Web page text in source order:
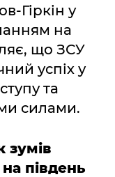
Гіркін у
на
що ЗСУ
успіх у
та
силами.
зумів
на південь